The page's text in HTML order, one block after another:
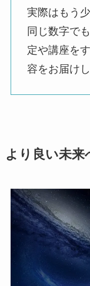
実際はもう
同じ数字で
定や講座を
容をお届け
より良い未来